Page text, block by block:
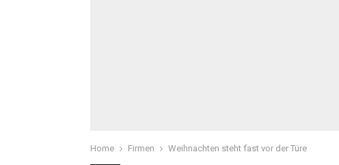
Home Firmen Weihnachten steht fast vor der Türe